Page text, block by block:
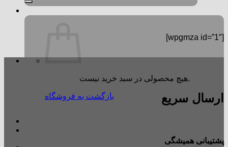
هیچ محصولی در سبد خرید نیست.
بازگشت به فروشگاه
[wpgmza id=”1″]
ارسال سریع
پشتیبانی همیشگی